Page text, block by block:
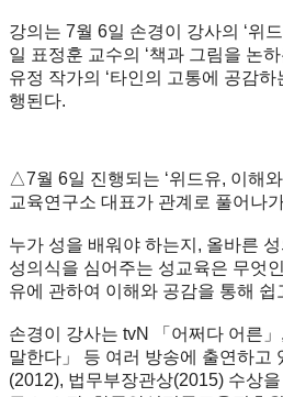
강의는 7월 6일 손경이 강사의 ‘위
일 표정훈 교수의 ‘책과 그림을 논
유정 작가의 ‘타인의 고통에 공감하
행된다.
△7월 6일 진행되는 ‘위드유, 이해
교육연구소 대표가 관계로 풀어나
누가 성을 배워야 하는지, 올바른
성의식을 심어주는 성교육은 무엇
유에 관하여 이해와 공감을 통해
손경이 강사는 tvN 「어쩌다 어른
말한다」 등 여러 방송에 출연하고
(2012), 법무부장관상(2015) 수상